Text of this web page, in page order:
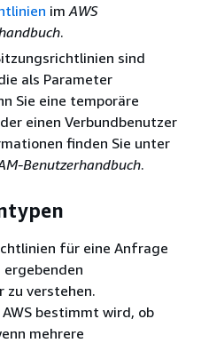
im AWS
.
sind
als Parameter
Sie eine temporäre
einen Verbundbenutzer
finden Sie unter
Benutzerhandbuch.
für eine Anfrage
zu verstehen.
bestimmt wird, ob
mehrere